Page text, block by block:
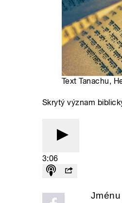
Text Tanachu,
Skrytý význam
3:06